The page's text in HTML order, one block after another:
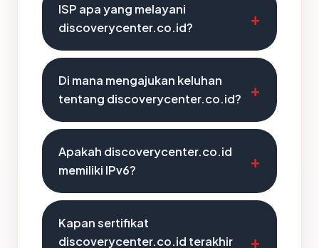
ISP apa yang melayani
discoverycenter.co.id?
Di mana mengajukan keluhan
tentang discoverycenter.co.id?
Apakah discoverycenter.co.id
memiliki IPv6?
Kapan sertifikat
discoverycenter.co.id terakhir